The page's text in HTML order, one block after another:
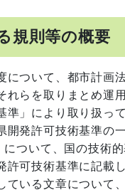
規則等の概要
ついて、都市計画
れらを取りまとめ運
準」により取り扱っ
発許可技術基準の
ついて、国の技術
許可技術基準に記載
いる文章について